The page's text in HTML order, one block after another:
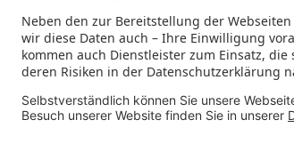
Impressum
Governance
Datenschutzeinstellungen